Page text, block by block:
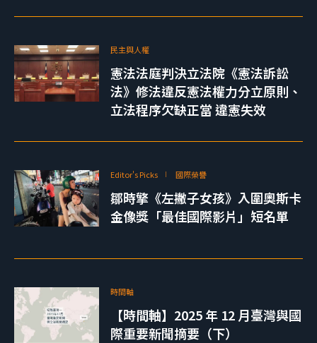
民主與人權
憲法法庭判決立法院《憲法訴訟
法》修法違反憲法權力分立原則、
立法程序欠缺正當 違憲失效
Editor's Picks 國際榮譽
鄒時擎《左撇子女孩》入圍奧斯卡
金像獎「最佳國際影片」短名單
時間軸
【時間軸】2025 年 12 月臺灣與國
際重要新聞摘要（下）